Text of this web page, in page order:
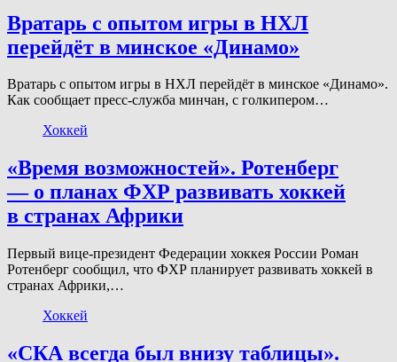
Вратарь с опытом игры в НХЛ
перейдёт в минское «Динамо»
Вратарь с опытом игры в НХЛ перейдёт в минское «Динамо».
Как сообщает пресс-служба минчан, с голкипером…
Хоккей
«Время возможностей». Ротенберг
— о планах ФХР развивать хоккей
в странах Африки
Первый вице-президент Федерации хоккея России Роман
Ротенберг сообщил, что ФХР планирует развивать хоккей в
странах Африки,…
Хоккей
«СКА всегда был внизу таблицы».